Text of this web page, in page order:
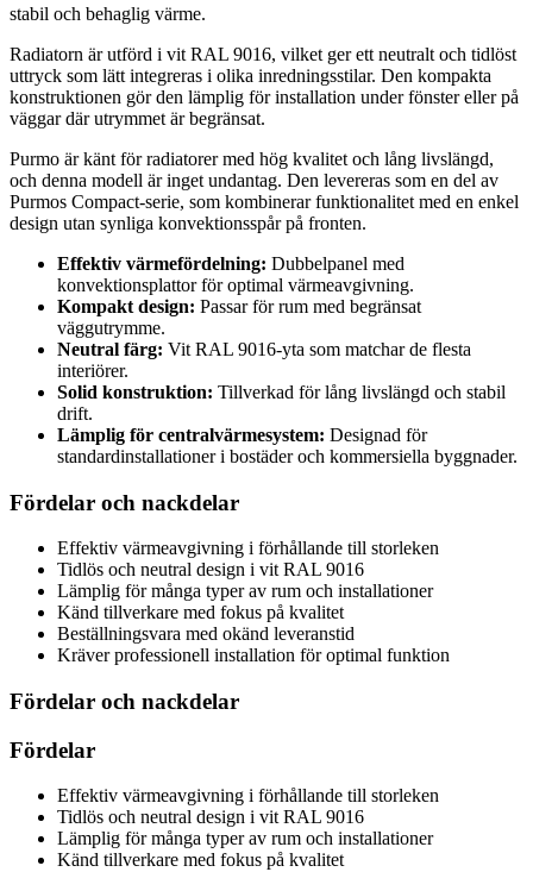
stabil och behaglig värme.
Radiatorn är utförd i vit RAL 9016, vilket ger ett neutralt och tidlöst
uttryck som lätt integreras i olika inredningsstilar. Den kompakta
konstruktionen gör den lämplig för installation under fönster eller på
väggar där utrymmet är begränsat.
Purmo är känt för radiatorer med hög kvalitet och lång livslängd,
och denna modell är inget undantag. Den levereras som en del av
Purmos Compact-serie, som kombinerar funktionalitet med en enkel
design utan synliga konvektionsspår på fronten.
Effektiv värmefördelning: Dubbelpanel med
konvektionsplattor för optimal värmeavgivning.
Kompakt design: Passar för rum med begränsat
väggutrymme.
Neutral färg: Vit RAL 9016-yta som matchar de flesta
interiörer.
Solid konstruktion: Tillverkad för lång livslängd och stabil
drift.
Lämplig för centralvärmesystem: Designad för
standardinstallationer i bostäder och kommersiella byggnader.
Fördelar och nackdelar
Effektiv värmeavgivning i förhållande till storleken
Tidlös och neutral design i vit RAL 9016
Lämplig för många typer av rum och installationer
Känd tillverkare med fokus på kvalitet
Beställningsvara med okänd leveranstid
Kräver professionell installation för optimal funktion
Fördelar och nackdelar
Fördelar
Effektiv värmeavgivning i förhållande till storleken
Tidlös och neutral design i vit RAL 9016
Lämplig för många typer av rum och installationer
Känd tillverkare med fokus på kvalitet